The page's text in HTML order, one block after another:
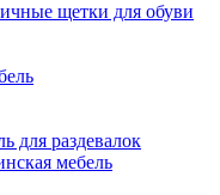
щетки для обуви
для раздевалок
мебель